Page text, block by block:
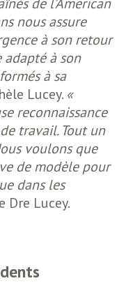
nous assure
à son retour
adapté à son
à sa
Lucey. «
reconnaissance
travail. Tout un
voulons que
de modèle pour
dans les
Dre Lucey.